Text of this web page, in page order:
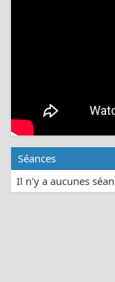
Séances
Il n'y a aucunes